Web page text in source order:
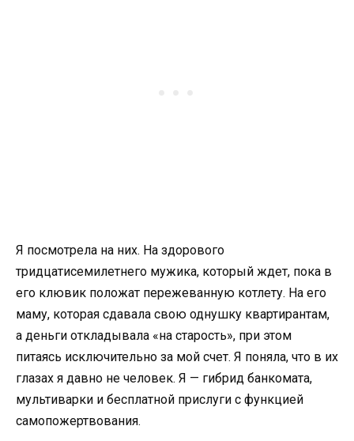
Я посмотрела на них. На здорового
тридцатисемилетнего мужика, который ждет, пока в
его клювик положат пережеванную котлету. На его
маму, которая сдавала свою однушку квартирантам,
а деньги откладывала «на старость», при этом
питаясь исключительно за мой счет. Я поняла, что в их
глазах я давно не человек. Я — гибрид банкомата,
мультиварки и бесплатной прислуги с функцией
самопожертвования.